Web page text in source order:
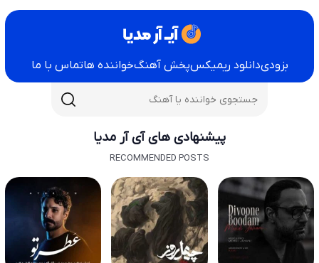
بزودیدانلود ریمیکسپخش آهنگخواننده هاتماس با ما
پیشنهادی های آی آر مدیا
RECOMMENDED POSTS